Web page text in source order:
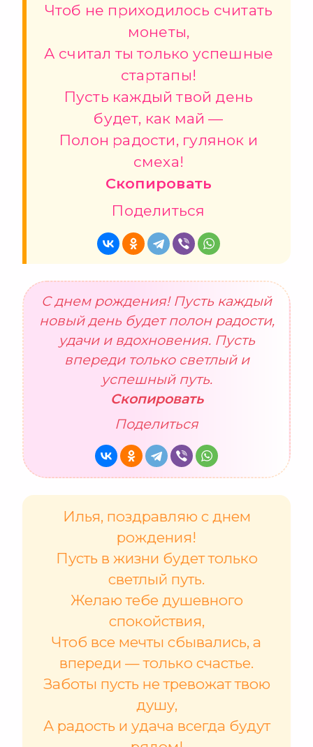
Чтоб не приходилось считать
монеты,
А считал ты только успешные
стартапы!
Пусть каждый твой день
будет, как май —
Полон радости, гулянок и
смеха!
Скопировать
Поделиться
С днем рождения! Пусть каждый
новый день будет полон радости,
удачи и вдохновения. Пусть
впереди только светлый и
успешный путь.
Скопировать
Поделиться
Илья, поздравляю с днем
рождения!
Пусть в жизни будет только
светлый путь.
Желаю тебе душевного
спокойствия,
Чтоб все мечты сбывались, а
впереди — только счастье.
Заботы пусть не тревожат твою
душу,
А радость и удача всегда будут